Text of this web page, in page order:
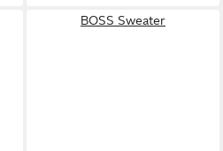
BOSS Sweater